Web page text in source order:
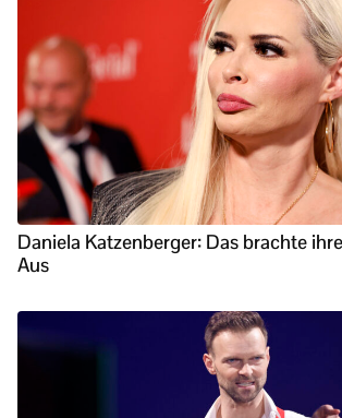
Daniela Katzenberger: Das brachte
Aus